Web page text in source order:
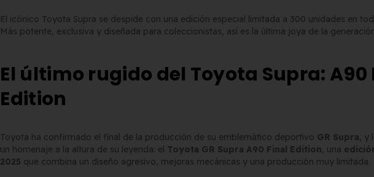
El icónico Toyota Supra se despide con una edición especial limitada a 300 unidades en
Más potente, exclusiva y diseñada para coleccionistas, así es la última joya de la
El último rugido del Toyota Supra: A90
Edition
Toyota ha confirmado el final de la producción de su emblemático deportivo GR Supra, y
un homenaje a la altura de su leyenda: el Toyota GR Supra A90 Final Edition, una
2025 que combina un diseño agresivo, mejoras mecánicas y una producción muy limitada.
Matrícula Acrílica para
Ciclomotor y Patinete:
Normativa DGT 2026
Comprar matrículas a
proveedores vs. Instalar tu
propio equipo de
Matrícula
Ciclomotor y
Normativa DGT